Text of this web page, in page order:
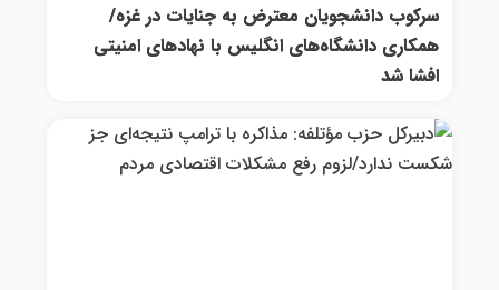
سرکوب دانشجویان معترض به جنایات در غزه/
همکاری دانشگاه‌های انگلیس با نهادهای امنیتی
افشا شد